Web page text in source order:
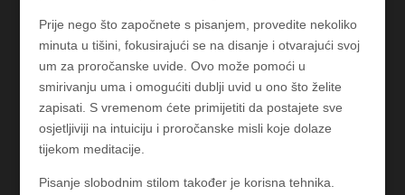
Prije nego što započnete s pisanjem, provedite nekoliko
minuta u tišini, fokusirajući se na disanje i otvarajući svoj
um za proročanske uvide. Ovo može pomoći u
smirivanju uma i omogućiti dublji uvid u ono što želite
zapisati. S vremenom ćete primijetiti da postajete sve
osjetljiviji na intuiciju i proročanske misli koje dolaze
tijekom meditacije.
Pisanje slobodnim stilom također je korisna tehnika.